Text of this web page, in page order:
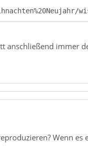
immer
Wenn es